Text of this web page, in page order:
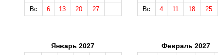
Вс
6 13 20 27
Вс
4 11 18 25
Январь 2027 Февраль 2027